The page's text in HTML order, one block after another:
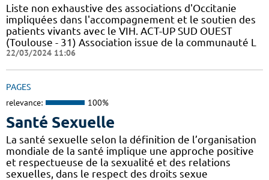
Liste non exhaustive des associations d'Occitanie
impliquées dans l'accompagnement et le soutien des
patients vivants avec le VIH. ACT-UP SUD OUEST
(Toulouse - 31) Association issue de la communauté L
22/03/2024 11:06
PAGES
relevance: 100%
Santé Sexuelle
La santé sexuelle selon la définition de l’organisation
mondiale de la santé implique une approche positive
et respectueuse de la sexualité et des relations
sexuelles, dans le respect des droits sexue